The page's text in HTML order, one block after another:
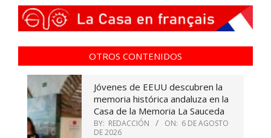
OTROS CONTENIDOS
Jóvenes de EEUU descubren la
memoria histórica andaluza en la
Casa de la Memoria La Sauceda
BY: REDACCIÓN ON: 6 DE AGOSTO
DE 2026